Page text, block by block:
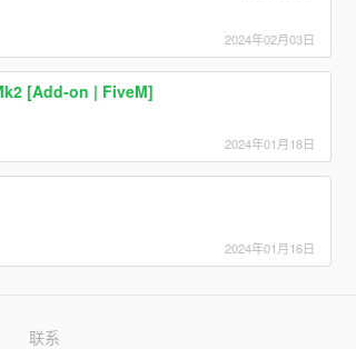
2024年02月03日
[Add-on | FiveM]
2024年01月18日
2024年01月16日
联系